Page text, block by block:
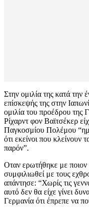
Στην ομιλία της κατά την
επίσκεψής της στην
ομιλία του προέδρου της
Ρίχαρντ φον Βαϊτσέκερ
Παγκοσμίου Πολέμου
ότι εκείνοι που κλείνουν
παρόν”.
Οταν ερωτήθηκε με ποιον
συμφιλιωθεί με τους
απάντησε: “Χωρίς τις
αυτό δεν θα είχε γίνει
Γερμανία ότι έπρεπε να